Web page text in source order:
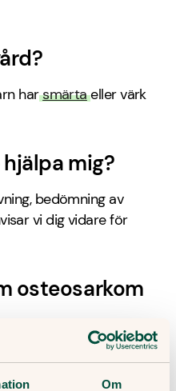
Om
harsmärtaeller värk
mig?
bedömning av
vi dig vidare för
osteosarkom